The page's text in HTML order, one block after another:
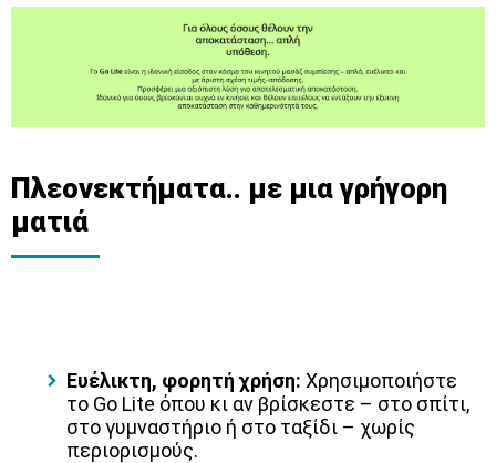
Πλεονεκτήματα.. με μια γρήγορη
ματιά
Ευέλικτη, φορητή χρήση: Χρησιμοποιήστε
το Go Lite όπου κι αν βρίσκεστε – στο σπίτι,
στο γυμναστήριο ή στο ταξίδι – χωρίς
περιορισμούς.